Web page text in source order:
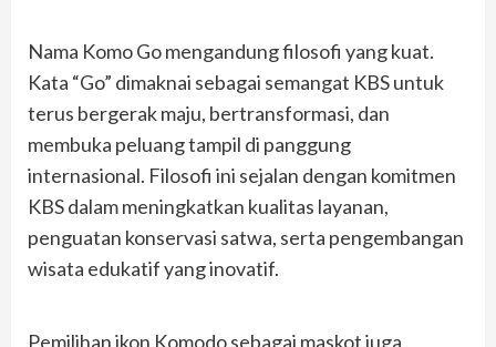
Nama Komo Go mengandung filosofi yang kuat.
Kata “Go” dimaknai sebagai semangat KBS untuk
terus bergerak maju, bertransformasi, dan
membuka peluang tampil di panggung
internasional. Filosofi ini sejalan dengan komitmen
KBS dalam meningkatkan kualitas layanan,
penguatan konservasi satwa, serta pengembangan
wisata edukatif yang inovatif.
Pemilihan ikon Komodo sebagai maskot juga